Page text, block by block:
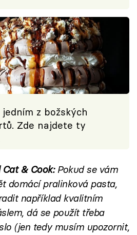
z božských
Zde najdete ty
Cat & Cook:Pokud se vám
domácí pralinková pasta,
například kvalitním
dá se použít třeba
(jen tedy musím upozornit,